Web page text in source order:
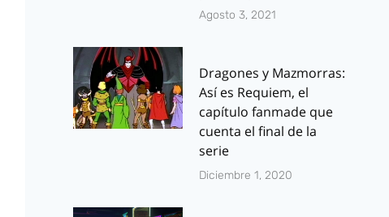
Agosto 3, 2021
Dragones y Mazmorras:
Así es Requiem, el
capítulo fanmade que
cuenta el final de la
serie
Diciembre 1, 2020